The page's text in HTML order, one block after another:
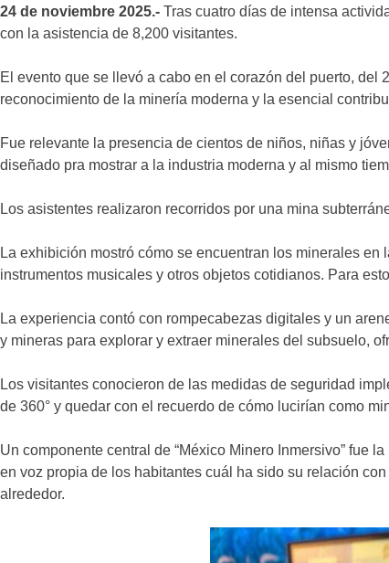
24 de noviembre 2025.- Tras cuatro días de intensa
con la asistencia de 8,200 visitantes.
El evento que se llevó a cabo en el corazón del puerto,
reconocimiento de la minería moderna y la esencial
Fue relevante la presencia de cientos de niños, niñas y
diseñado pra mostrar a la industria moderna y al mismo
Los asistentes realizaron recorridos por una mina
La exhibición mostró cómo se encuentran los minerales
instrumentos musicales y otros objetos cotidianos. Para
La experiencia contó con rompecabezas digitales y un
y mineras para explorar y extraer minerales del subsuelo,
Los visitantes conocieron de las medidas de seguridad
de 360° y quedar con el recuerdo de cómo lucirían como
Un componente central de “México Minero Inmersivo” fue
en voz propia de los habitantes cuál ha sido su relación
alrededor.